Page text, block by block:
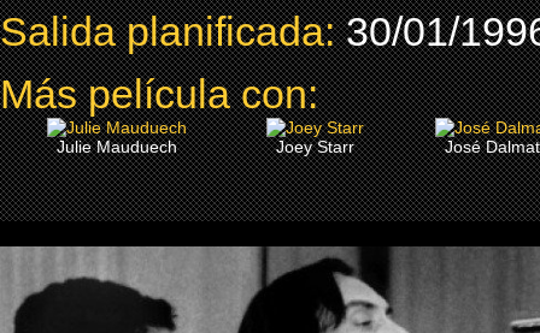
Salida planificada:30/01/
Más película con:
Julie Mauduech Joey Starr José Dalmat